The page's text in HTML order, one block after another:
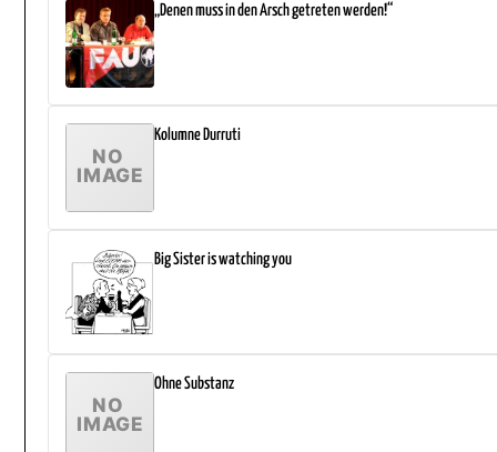
„Denen muss in den Arsch getreten werden!“
Kolumne Durruti
Big Sister is watching you
Ohne Substanz